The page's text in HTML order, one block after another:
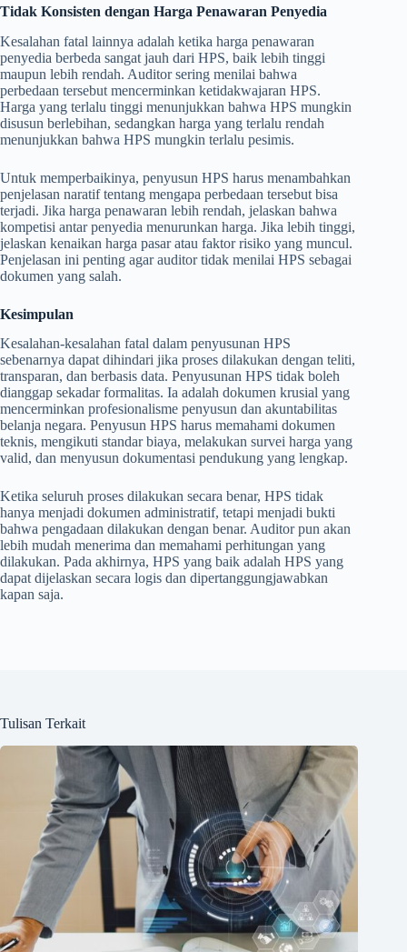
Tidak Konsisten dengan Harga Penawaran Penyedia
Kesalahan fatal lainnya adalah ketika harga penawaran
penyedia berbeda sangat jauh dari HPS, baik lebih tinggi
maupun lebih rendah. Auditor sering menilai bahwa
perbedaan tersebut mencerminkan ketidakwajaran HPS.
Harga yang terlalu tinggi menunjukkan bahwa HPS mungkin
disusun berlebihan, sedangkan harga yang terlalu rendah
menunjukkan bahwa HPS mungkin terlalu pesimis.
Untuk memperbaikinya, penyusun HPS harus menambahkan
penjelasan naratif tentang mengapa perbedaan tersebut bisa
terjadi. Jika harga penawaran lebih rendah, jelaskan bahwa
kompetisi antar penyedia menurunkan harga. Jika lebih tinggi,
jelaskan kenaikan harga pasar atau faktor risiko yang muncul.
Penjelasan ini penting agar auditor tidak menilai HPS sebagai
dokumen yang salah.
Kesimpulan
Kesalahan-kesalahan fatal dalam penyusunan HPS
sebenarnya dapat dihindari jika proses dilakukan dengan teliti,
transparan, dan berbasis data. Penyusunan HPS tidak boleh
dianggap sekadar formalitas. Ia adalah dokumen krusial yang
mencerminkan profesionalisme penyusun dan akuntabilitas
belanja negara. Penyusun HPS harus memahami dokumen
teknis, mengikuti standar biaya, melakukan survei harga yang
valid, dan menyusun dokumentasi pendukung yang lengkap.
Ketika seluruh proses dilakukan secara benar, HPS tidak
hanya menjadi dokumen administratif, tetapi menjadi bukti
bahwa pengadaan dilakukan dengan benar. Auditor pun akan
lebih mudah menerima dan memahami perhitungan yang
dilakukan. Pada akhirnya, HPS yang baik adalah HPS yang
dapat dijelaskan secara logis dan dipertanggungjawabkan
kapan saja.
Tulisan Terkait